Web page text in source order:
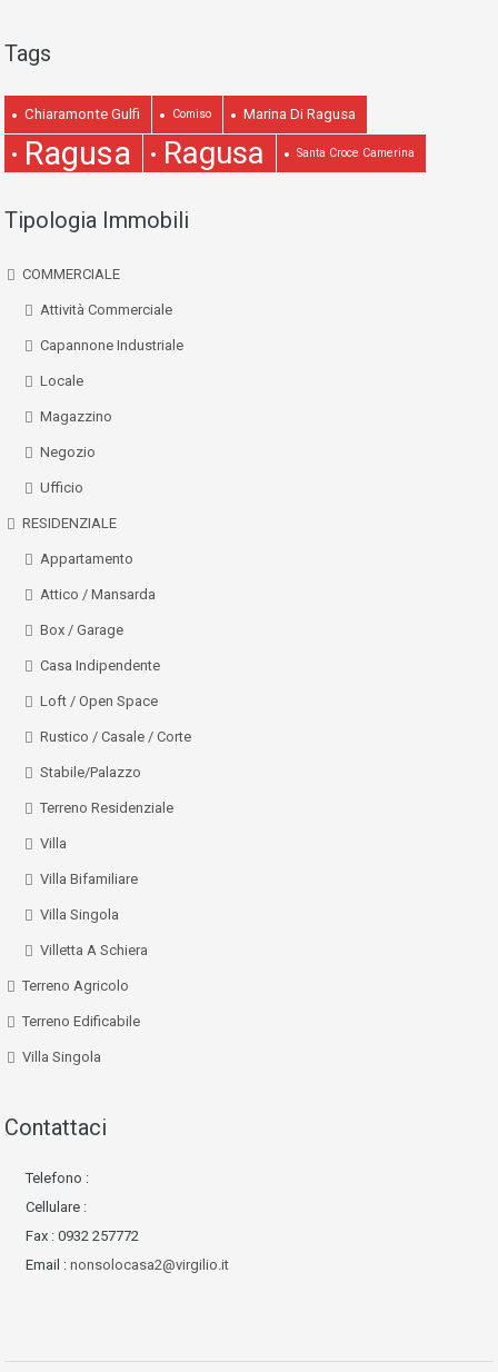
Tags
Chiaramonte Gulfi Comiso Marina Di Ragusa
Ragusa Ragusa Santa Croce Camerina
Tipologia Immobili
COMMERCIALE
Attività Commerciale
Capannone Industriale
Locale
Magazzino
Negozio
Ufficio
RESIDENZIALE
Appartamento
Attico / Mansarda
Box / Garage
Casa Indipendente
Loft / Open Space
Rustico / Casale / Corte
Stabile/Palazzo
Terreno Residenziale
Villa
Villa Bifamiliare
Villa Singola
Villetta A Schiera
Terreno Agricolo
Terreno Edificabile
Villa Singola
Contattaci
Telefono :
Cellulare :
Fax : 0932 257772
Email : nonsolocasa2@virgilio.it